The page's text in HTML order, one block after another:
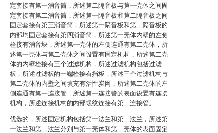
定套接有第一消音筒，所述第二隔音板与第一壳体之间固
定套接有第二消音筒，所述第一隔音板和第二隔音板之间
固定套接有第三消音筒，所述第一隔音板和第二隔音板的
内部均固定套接有第四消音筒，所述第一壳体内壁的左侧
栓接有消音块，所述第一壳体的左侧连通有第二壳体，所
述第一壳体与第二壳体之间设置有固定机构，所述第二壳
体的内壁栓接有三个过滤机构，所述过滤机构包括过滤
板，所述过滤板的一端栓接有挡板，所述三个过滤机构与
第二壳体的内壁之间填充有活性炭网，所述第二壳体的左
侧连通有第一连接管，所述第一连接管的表面设置有连接
机构，所述连接机构的内部螺纹连接有第二连接管。
优选的，所述固定机构包括第一法兰和第二法兰，所述第
一法兰和第二法兰分别与第一壳体和第二壳体的表面固定